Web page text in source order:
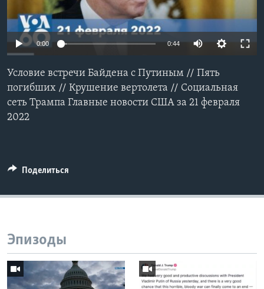
Learning English
СОЦИАЛЬНЫЕ СЕТИ
Языки
0:00 0:44
Условие встречи Байдена с Путиным // Пять
погибших // Крушение вертолета // Социальная
сеть Трампа Главные новости США за 21 февраля
2022
Поделиться
Эпизоды